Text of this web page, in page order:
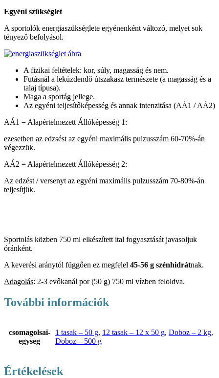
Egyéni szükséglet
A sportolók energiaszükséglete egyénenként változó, melyet sok
tényező befolyásol.
A fizikai feltételek: kor, súly, magasság és nem.
Futásnál a leküzdendő útszakasz természete (a magasság és a
talaj típusa).
Maga a sportág jellege.
Az egyéni teljesítőképesség és annak intenzitása (AÁ1 / AÁ2)
AÁ1 = Alapértelmezett Állóképesség 1:
ezesetben az edzsést az egyéni maximális pulzusszám 60-70%-án
végezzük.
AÁ2 = Alapértelmezett Állóképesség 2:
Az edzést / versenyt az egyéni maximális pulzusszám 70-80%-án
teljesítjük.
Sportolás közben 750 ml elkészített ital fogyasztását javasoljuk
óránként.
A keverési aránytól függően ez megfelel 45-56 g szénhidrátnak.
Adagolás: 2-3 evőkanál por (50 g) 750 ml vízben feloldva.
További információk
csomagolsai-
egyseg
1 tasak – 50 g, 12 tasak – 12 x 50 g, Doboz – 2 kg,
Doboz – 500 g
Értékelések